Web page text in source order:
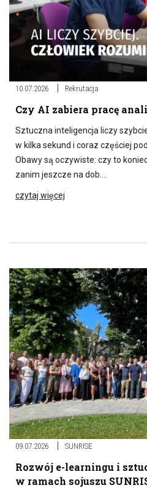
10.07.2026 Rekrutacja
Czy AI zabiera pracę
Sztuczna inteligencja liczy
w kilka sekund i coraz częściej
Obawy są oczywiste: czy to
zanim jeszcze na dob….
czytaj więcej
09.07.2026 SUNRISE
Rozwój e-learningu i
w ramach sojuszu